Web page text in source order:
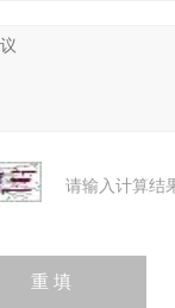
请输入计算结